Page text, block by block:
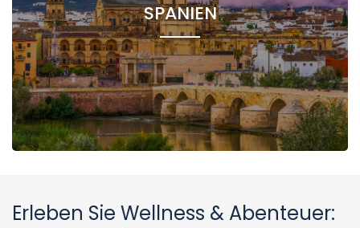
SPANIEN
Erleben Sie Wellness & Abenteuer: